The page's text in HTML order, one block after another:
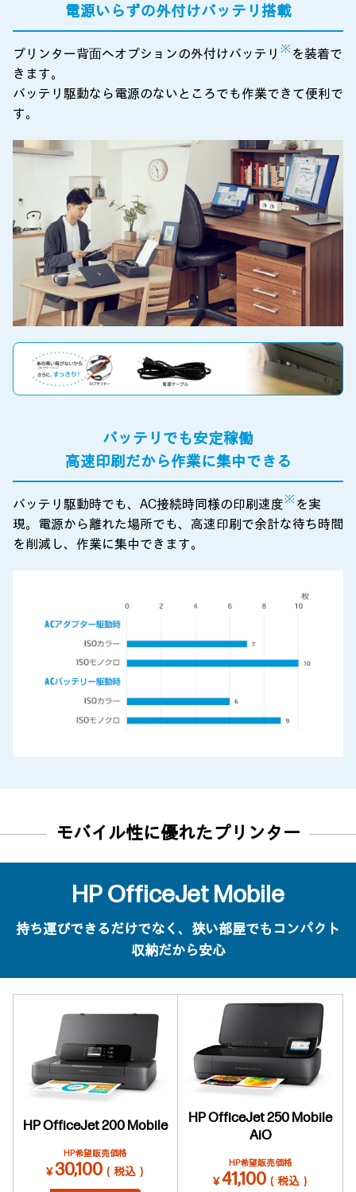
電源いらずの外付けバッテリ搭載
プリンター背⾯へオプションの外付けバッテリ ※を装着で
きます。
バッテリ駆動なら電源のないところでも作業できて便利で
す。
バッテリでも安定稼働
高速印刷だから作業に集中できる
バッテリ駆動時でも、AC接続時同様の印刷速度※を実
現。電源から離れた場所でも、高速印刷で余計な待ち時間
を削減し、作業に集中できます。
モバイル性に優れたプリンター
HP OfficeJet Mobile
持ち運びできるだけでなく、狭い部屋でもコンパクト
収納だから安心
HP OfficeJet 200 Mobile
HP希望販売価格
￥30,100 （税込）
HP OfficeJet 250 Mobile
AiO
HP希望販売価格
￥41,100（税込）